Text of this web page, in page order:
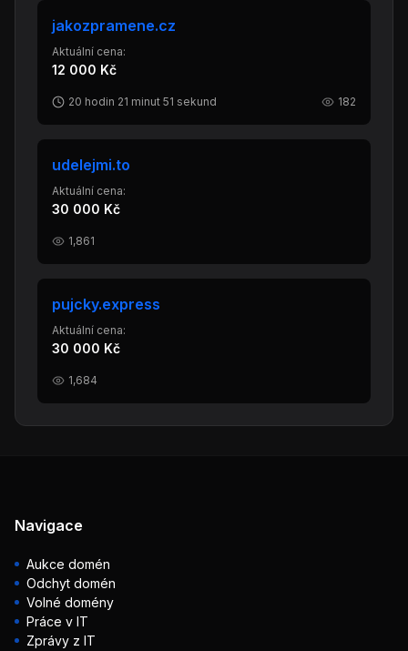
jakozpramene.cz
Aktuální cena:
12 000 Kč
20 hodin 21 minut 51 sekund 182
udelejmi.to
Aktuální cena:
30 000 Kč
1,861
pujcky.express
Aktuální cena:
30 000 Kč
1,684
Navigace
Aukce domén
Odchyt domén
Volné domény
Práce v IT
Zprávy z IT